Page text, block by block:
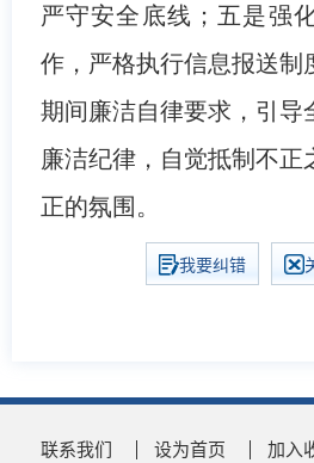
严守安全底线；五是强
作，严格执行信息报送制
期间廉洁自律要求，引导
廉洁纪律，自觉抵制不正
正的氛围。
我要纠错
联系我们 设为首页 加入